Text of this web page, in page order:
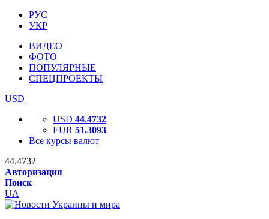
РУС
УКР
ВИДЕО
ФОТО
ПОПУЛЯРНЫЕ
СПЕЦПРОЕКТЫ
USD
USD 44.4732
EUR 51.3093
Все курсы валют
44.4732
Авторизация
Поиск
UA